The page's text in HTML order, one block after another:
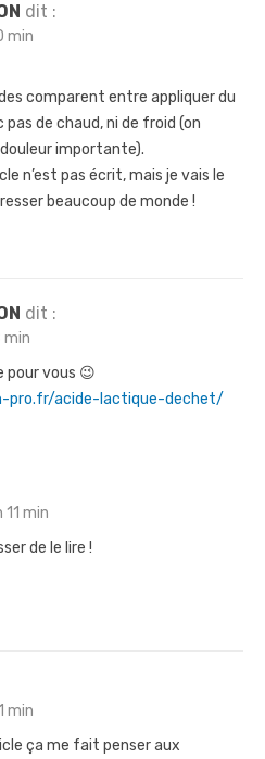
dit :
min
comparent entre appliquer du
de chaud, ni de froid (on
importante).
n’est pas écrit, mais je vais le
beaucoup de monde !
dit :
min
pour vous 😉
pro.fr/acide-lactique-dechet/
min
de le lire !
min
ça me fait penser aux